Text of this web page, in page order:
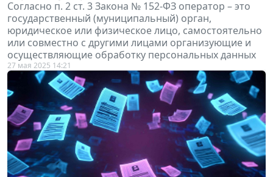
Согласно п. 2 ст. 3 Закона № 152-ФЗ оператор – это
государственный (муниципальный) орган,
юридическое или физическое лицо, самостоятельно
или совместно с другими лицами организующие и
осуществляющие обработку персональных данных
27 мая 2025 14:21